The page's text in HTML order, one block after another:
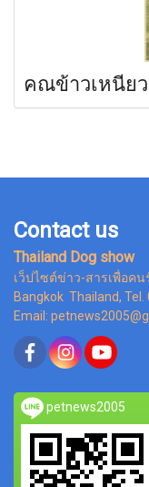
คณข้าวเหนีย
Contact us
Thailand Dog show
เว็ปไซต์ข่าว-สารเพื่อค
Bangkok Thailand,
Email:
petnews2005